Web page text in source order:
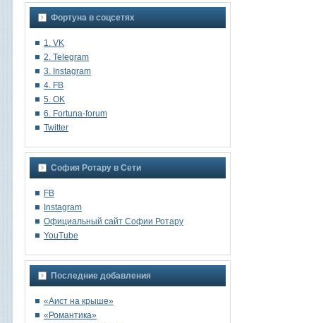
Фортуна в соцсетях
1. VK
2. Telegram
3. Instagram
4. FB
5. OK
6. Fortuna-forum
Twitter
София Ротару в Сети
FB
Instagram
Oфициальный сайт Софии Ротару
YouTube
Последние добавления
«Аист на крыше»
«Романтика»